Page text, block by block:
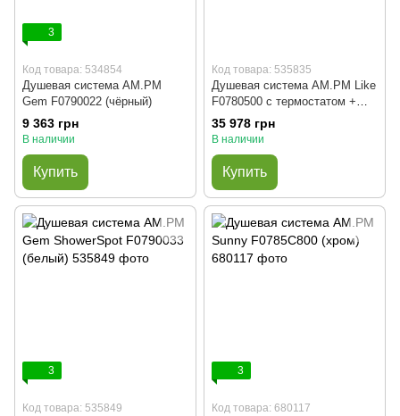
3
Код товара: 534854
Душевая система AM.PM
Gem F0790022 (чёрный)
9 363 грн
В наличии
Купить
Код товара: 535835
Душевая система AM.PM Like
F0780500 с термостатом +
Смеситель для умывальника
Am.Pm Like F8093000 (хром)
35 978 грн
В наличии
Купить
3
Код товара: 535849
3
Код товара: 680117